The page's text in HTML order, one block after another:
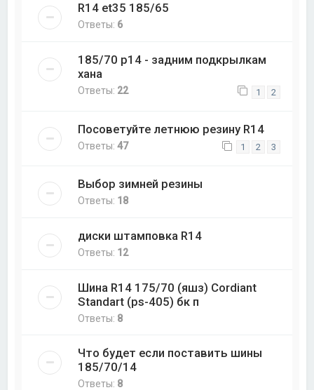
R14 et35 185/65
Ответы: 6
185/70 р14 - задним подкрылкам
хана
Ответы: 22 1 2
Посоветуйте летнюю резину R14
Ответы:47 1 2 3
Выбор зимней резины
Ответы: 18
диски штамповка R14
Ответы: 12
Шина R14 175/70 (яшз) Cordiant
Standart (ps-405) бк п
Ответы: 8
Что будет если поставить шины
185/70/14
Ответы: 8